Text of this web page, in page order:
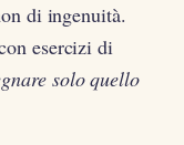
di ingenuità.
esercizi di
solo quello